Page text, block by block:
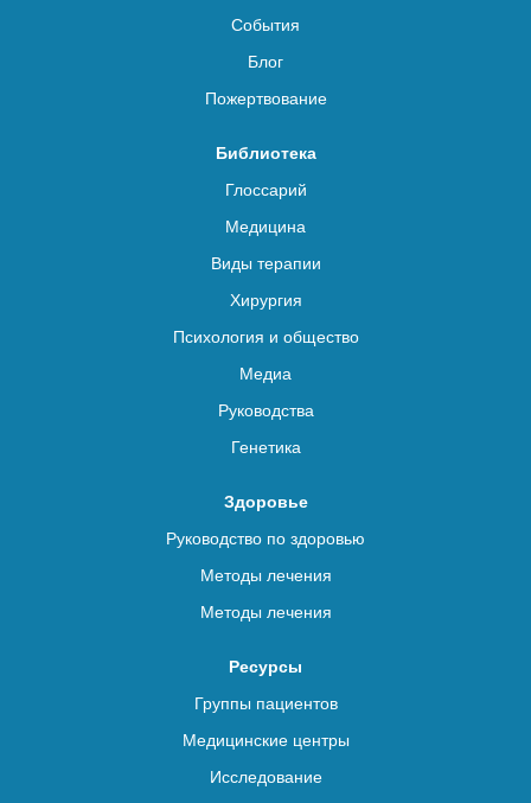
События
Блог
Пожертвование
Библиотека
Глоссарий
Медицина
Виды терапии
Хирургия
Психология и общество
Медиа
Руководства
Генетика
Здоровье
Руководство по здоровью
Методы лечения
Методы лечения
Ресурсы
Группы пациентов
Медицинские центры
Исследование